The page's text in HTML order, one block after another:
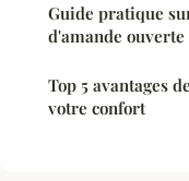
Guide pratique
d'amande ouverte
Top 5 avantages
votre confort